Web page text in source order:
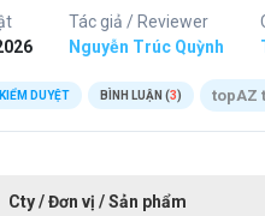
Tác giả / Reviewer
Nguyễn Trúc Quỳnh
DUYỆT BÌNH LUẬN (3) topAZ
Cty / Đơn vị / Sản phẩm